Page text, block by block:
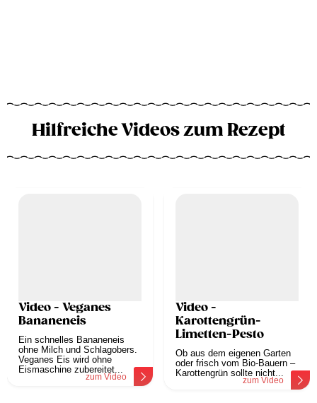
Hilfreiche Videos zum Rezept
Video - Veganes
Bananeneis
Ein schnelles Bananeneis
ohne Milch und Schlagobers.
Veganes Eis wird ohne
Eismaschine zubereitet...
zum Video
Video -
Karottengrün-
Limetten-Pesto
Ob aus dem eigenen Garten
oder frisch vom Bio-Bauern –
Karottengrün sollte nicht...
zum Video